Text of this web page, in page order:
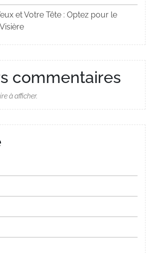
et Votre Tête : Optez pour le
commentaires
à afficher.